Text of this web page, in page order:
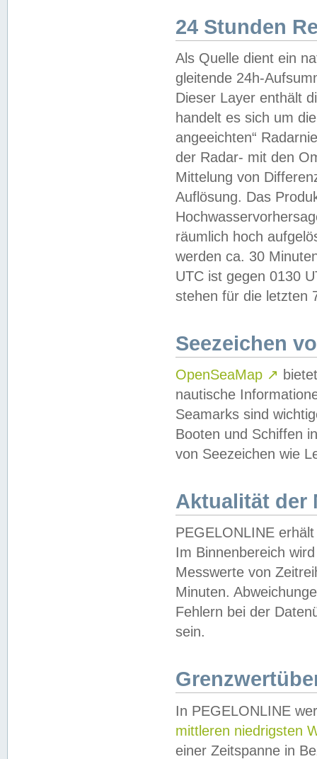
24 Stunden
Als Quelle dient ein
gleitende 24h-
Dieser Layer enthält
handelt es sich um
angeeichten“
der Radar- mit den
Mittelung von
Auflösung. Das
räumlich hoch
werden ca. 30
UTC ist gegen 0130
stehen für die letzten
Seezeichen
OpenSeaMap ↗
nautische
Seamarks sind
Booten und Schiffen
von Seezeichen wie
Aktualität der
PEGELONLINE
Im Binnenbereich
Messwerte von
Minuten.
Fehlern bei der
sein.
In PEGELONLINE
mittleren niedrigsten
einer Zeitspanne in